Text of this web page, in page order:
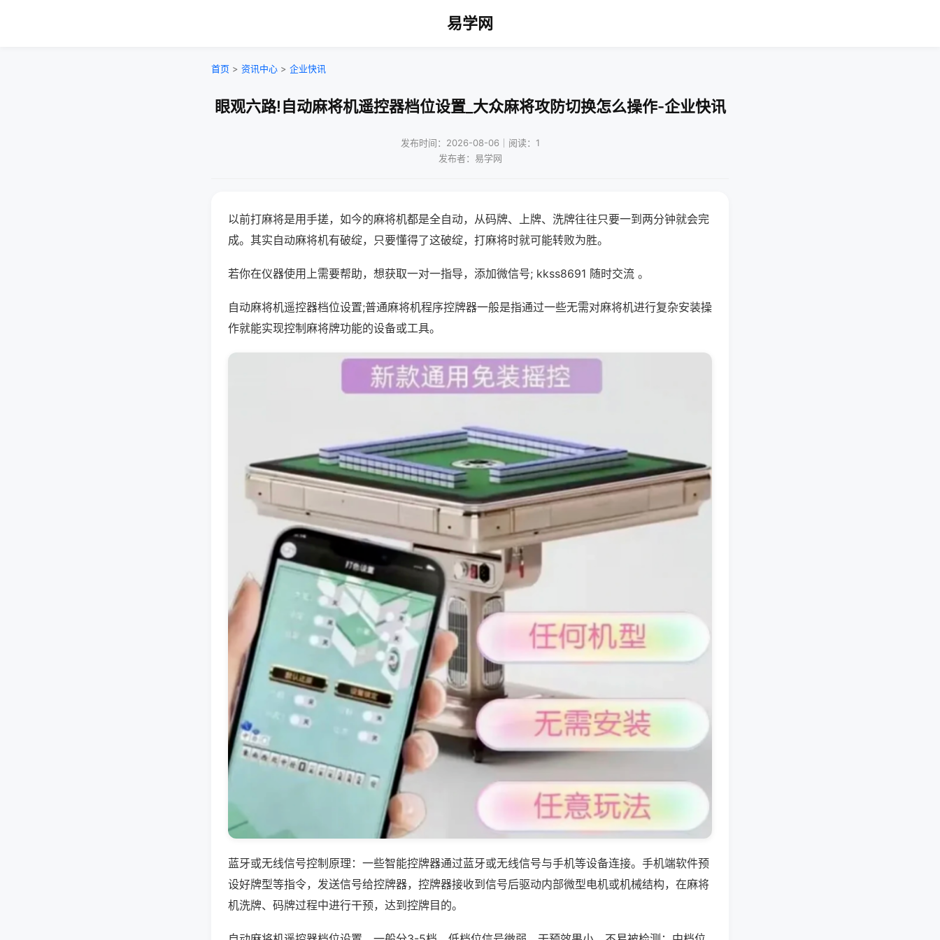
易学网
首页 > 资讯中心 > 企业快讯
眼观六路!自动麻将机遥控器档位设置_大众麻将攻防切换怎么操作-企业快讯
发布时间：2026-08-06｜阅读：1
发布者：易学网
以前打麻将是用手搓，如今的麻将机都是全自动，从码牌、上牌、洗牌往往只要一到两分钟就会完
成。其实自动麻将机有破绽，只要懂得了这破绽，打麻将时就可能转败为胜。
若你在仪器使用上需要帮助，想获取一对一指导，添加微信号; kkss8691 随时交流 。
自动麻将机遥控器档位设置;普通麻将机程序控牌器一般是指通过一些无需对麻将机进行复杂安装操
作就能实现控制麻将牌功能的设备或工具。
蓝牙或无线信号控制原理：一些智能控牌器通过蓝牙或无线信号与手机等设备连接。手机端软件预
设好牌型等指令，发送信号给控牌器，控牌器接收到信号后驱动内部微型电机或机械结构，在麻将
机洗牌、码牌过程中进行干预，达到控牌目的。